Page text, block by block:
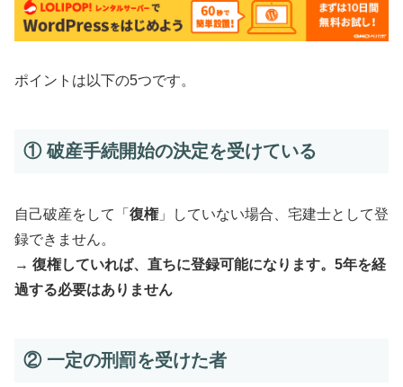
ポイントは以下の5つです。
① 破産手続開始の決定を受けている
自己破産をして「 復権」していない場合、宅建士として登
録できません。
→ 復権していれば、直ちに登録可能になります。5年を経
過する必要はありません
② 一定の刑罰を受けた者